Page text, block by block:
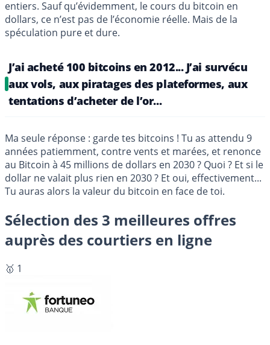
entiers. Sauf qu’évidemment, le cours du bitcoin en
dollars, ce n’est pas de l’économie réelle. Mais de la
spéculation pure et dure.
J’ai acheté 100 bitcoins en 2012... J’ai survécu
aux vols, aux piratages des plateformes, aux
tentations d’acheter de l’or...
Ma seule réponse : garde tes bitcoins ! Tu as attendu 9
années patiemment, contre vents et marées, et renonce
au Bitcoin à 45 millions de dollars en 2030 ? Quoi ? Et si le
dollar ne valait plus rien en 2030 ? Et oui, effectivement...
Tu auras alors la valeur du bitcoin en face de toi.
Sélection des 3 meilleures offres
auprès des courtiers en ligne
🥇 1